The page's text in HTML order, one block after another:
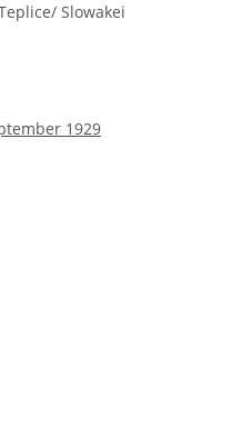
Slowakei